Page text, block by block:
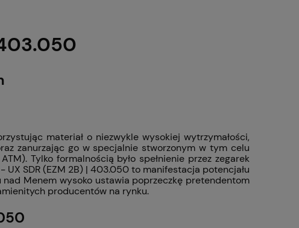
materiał o niezwykle wysokiej wytrzymałości,
zanurzając go w specjalnie stworzonym w tym celu
Tylko formalnością było spełnienie przez zegarek
SDR (EZM 2B) | 403.050 to manifestacja potencjału
nad Menem wysoko ustawia poprzeczkę pretendentom
producentów na rynku.